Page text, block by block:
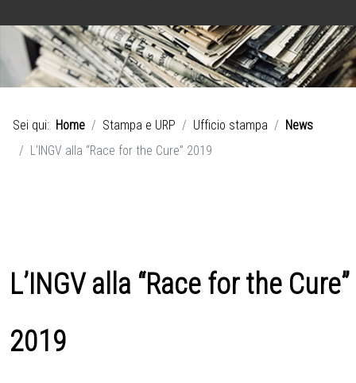
Sei qui: Home Stampa e URP Ufficio stampa
News
L’INGV alla “Race for the Cure” 2019
L’INGV alla “Race for the Cure”
2019